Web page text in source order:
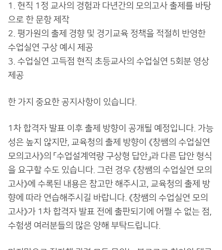
1. 현직 1정 교사의 경험과 다년간의 모의고사 출제를 바탕
으로 한 문항 제작
2. 평가원의 출제 경향 및 경기교육 정책을 적절히 반영한
수업실연 구상 예시 제공
3. 수업실연 고득점 현직 초등교사의 수업실연 5회분 영상
제공
한 가지 중요한 공지사항이 있습니다.
1차 합격자 발표 이후 출제 방향이 공개될 예정입니다. 가능
성은 높지 않지만, 교육청의 출제 방향이 《창쌤의 수업실연
모의고사》의 「수업설계역량 구상형 답안」과 다른 답안 형식
을 요구할 수도 있습니다. 그런 경우 《창쌤의 수업실연 모의
고사》에 수록된 내용은 참고만 해주시고, 교육청의 출제 방
향에 따라 연습해주시길 바랍니다. 《창쌤의 수업실연 모의
고사》가 1차 합격자 발표 전에 출판되기에 어쩔 수 없는 점,
수험생 여러분들의 많은 양해 부탁드립니다.